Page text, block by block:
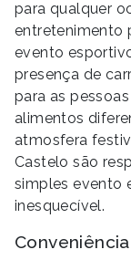
para qualquer
entretenimento
evento
presença de
para as
alimentos
atmosfera
Castelo são
simples evento
inesquecível.
Conveniência